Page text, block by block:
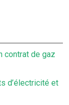
contrat de gaz
d’électricité et